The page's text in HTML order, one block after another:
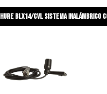
blx14/cvl sistema inalámbrico